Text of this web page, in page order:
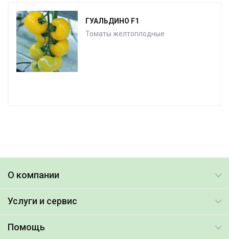
ГУАЛЬДИНО F1
Томаты желтоплодные
О компании
Услуги и сервис
Помощь